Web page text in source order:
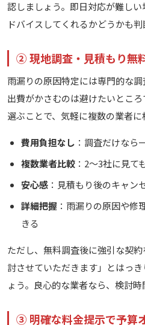
認しましょう。即日対応が難し
ドバイスしてくれるかどうかも判
② 現地調査・見積もり無
雨漏りの原因特定には専門的な
出費がかさむのは避けたいとこ
選ぶことで、気軽に複数の業者に
費用負担なし ：調査だけなら
複数業者比較：2〜3社に見て
安心感：見積もり後のキャン
詳細把握：雨漏りの原因や修
きる
ただし、無料調査後に強引な契
討させていただきます」とはっ
ょう。良心的な業者なら、検討時
③ 明確な料金提示で予算